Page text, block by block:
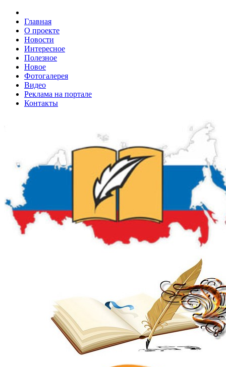
Главная
О проекте
Новости
Интересное
Полезное
Новое
Фотогалерея
Видео
Реклама на портале
Контакты